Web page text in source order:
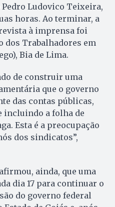
Ludovico Teixeira,
horas. Ao terminar, a
à imprensa foi
dos Trabalhadores em
Bia de Lima.
de construir uma
que o governo
das contas públicas,
incluindo a folha de
Esta é a preocupação
dos sindicatos”,
ainda, que uma
dia 17 para continuar o
do governo federal